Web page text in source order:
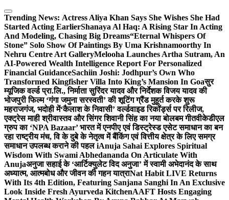
Skip
to
content
Trending News: Actress Aliya Khan Says She Wishes She Had
Started Acting EarlierShanaya Al Haq: A Rising Star In Acting
And Modeling, Chasing Big Dreams“Eternal Whispers Of
Stone” Solo Show Of Paintings By Uma Krishnamoorthy In
Nehru Centre Art GalleryMelooha Launches Artha Sutram, An
AI-Powered Wealth Intelligence Report For Personalized
Financial GuidanceSachiin Joshi: Jodhpur’s Own Who
Transformed Kingfisher Villa Into King’s Mansion In Goaसुर
म्यूजिक वर्ल्ड प्रा.लि., निर्माता सुरिंदर यादव और निर्देशक विजय यादव की
भोजपुरी फिल्म ‘गंगा जमुना सरस्वती’ की शूटिंग ग्रैंड मुहूर्त करके शुरू
महराजगंज, भदोही में‘कैलाश के निवासी’ वर्ल्डवाइड रिकॉर्ड्स पर रिलीज,
एक्ट्रेस माही श्रीवास्तव और सिंगर शिवानी सिंह का नया बोलबम गीतवीकेडीएल
ग्रुप का ‘NPA Bazaar’ भारत में एनपीए एवं डिस्ट्रेस्ड एसेट समाधान का बन
रहा राष्ट्रीय मंच, वि के दुबे के नेतृत्व में बैंकिंग एवं वित्तीय क्षेत्र के लिए समग्र
समाधान उपलब्ध कराने की पहल iAnuja Sahai Explores Spiritual
Wisdom With Swami Abhedananda On Articulate With
Anujaअनुजा सहाई के ‘आर्टिक्युलेट विद अनुजा’ में स्वामी अभेदानंद के साथ
अध्यात्म, आत्मबोध और जीवन की गहन यात्राNat Habit LIVE Returns
With Its 4th Edition, Featuring Sanjana Sanghi In An Exclusive
Look Inside Fresh Ayurveda KitchenAAFT Hosts Engaging